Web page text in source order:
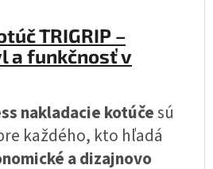
TRIGRIP –
a funkčnosť v
nakladacie kotúčesú
každého, kto hľadá
a dizajnovo